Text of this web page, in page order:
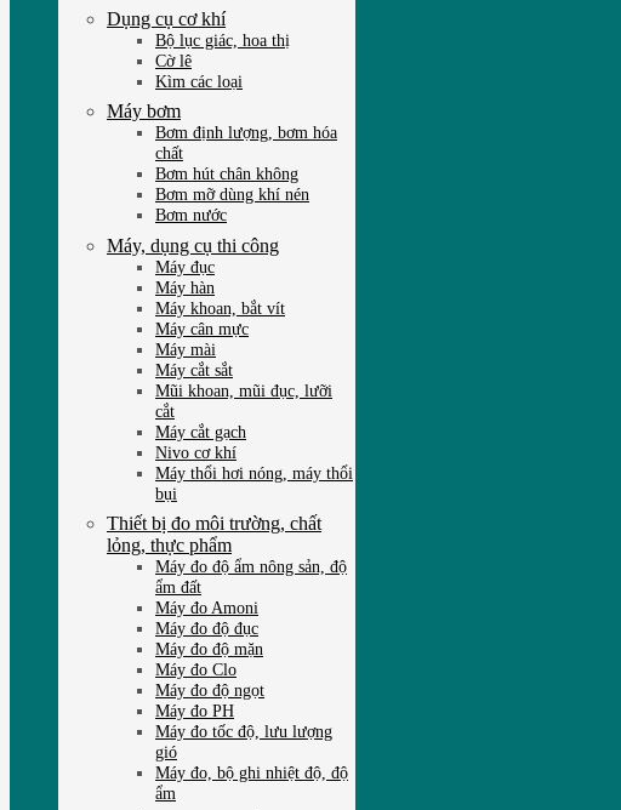
Dụng cụ cơ khí
Bộ lục giác, hoa thị
Cờ lê
Kìm các loại
Máy bơm
Bơm định lượng, bơm hóa
chất
Bơm hút chân không
Bơm mỡ dùng khí nén
Bơm nước
Máy, dụng cụ thi công
Máy đục
Máy hàn
Máy khoan, bắt vít
Máy cân mực
Máy mài
Máy cắt sắt
Mũi khoan, mũi đục, lưỡi
cắt
Máy cắt gạch
Nivo cơ khí
Máy thổi hơi nóng, máy thổi
bụi
Thiết bị đo môi trường, chất
lỏng, thực phẩm
Máy đo độ ẩm nông sản, độ
ẩm đất
Máy đo Amoni
Máy đo độ đục
Máy đo độ mặn
Máy đo Clo
Máy đo độ ngọt
Máy đo PH
Máy đo tốc độ, lưu lượng
gió
Máy đo, bộ ghi nhiệt độ, độ
ẩm